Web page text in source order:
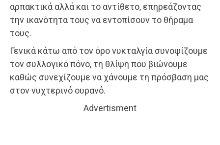
αρπακτικά αλλά και το αντίθετο, επηρεάζοντας
την ικανότητα τους να εντοπίσουν το θήραμα
τους.
Γενικά κάτω από τον όρο νυκταλγία συνοψίζουμε
τον συλλογικό πόνο, τη θλίψη που βιώνουμε
καθώς συνεχίζουμε να χάνουμε τη πρόσβαση μας
στον νυχτερινό ουρανό.
Advertisment